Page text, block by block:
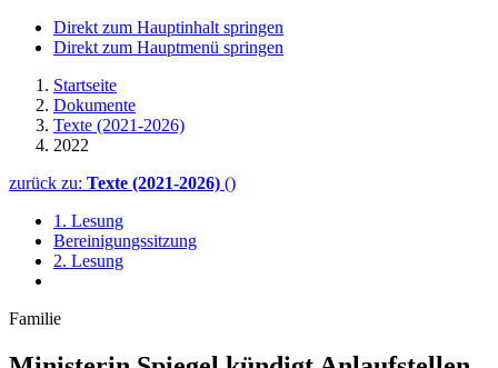
Direkt zum Hauptinhalt springen
Direkt zum Hauptmenü springen
Startseite
Dokumente
Texte (2021-2026)
2022
zurück zu: Texte (2021-2026) ()
1. Lesung
Bereinigungssitzung
2. Lesung
Familie